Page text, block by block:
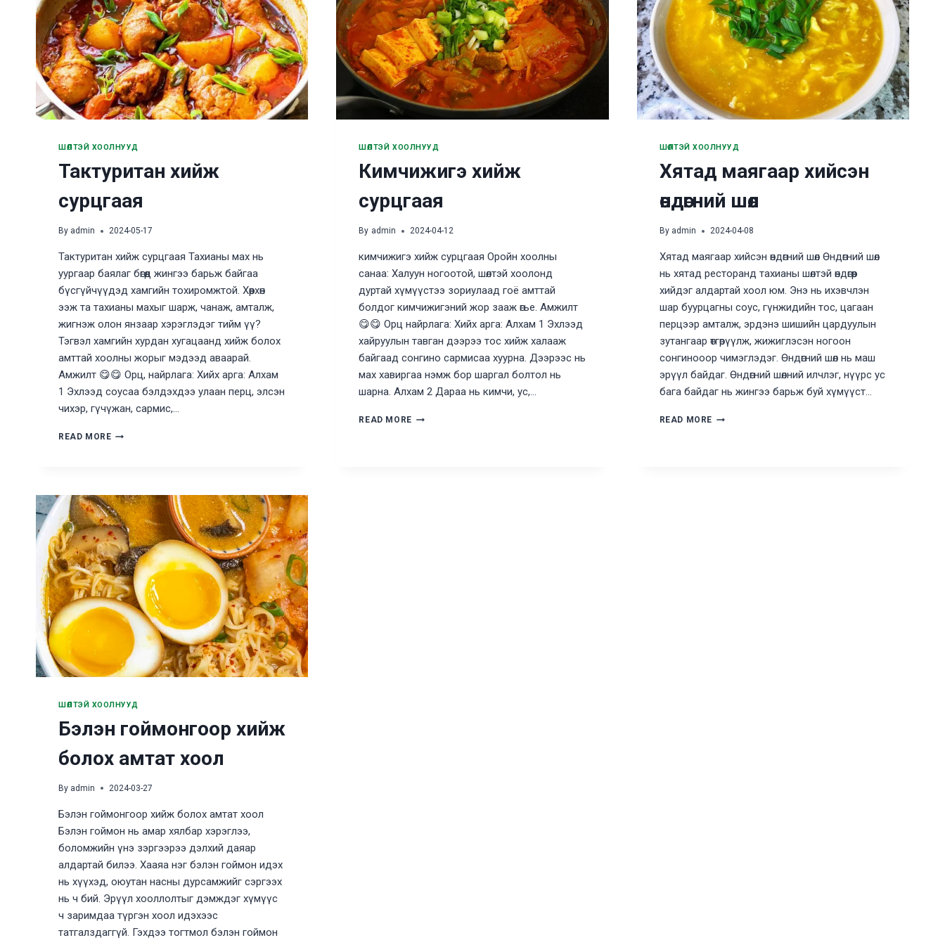
ШӨЛТЭЙ ХООЛНУУД
Тактуритан хийж
сурцгаая
By admin 2024-05-17
Тактуритан хийж сурцгаая Тахианы мах нь
уургаар баялаг бөгөөд жингээ барьж байгаа
бүсгүйчүүдэд хамгийн тохиромжтой. Хөөрхөн
ээж та тахианы махыг шарж, чанаж, амталж,
жигнэж олон янзаар хэрэглэдэг тийм үү?
Тэгвэл хамгийн хурдан хугацаанд хийж болох
амттай хоолны жорыг мэдээд аваарай.
Амжилт 😋😋 Орц, найрлага: Хийх арга: Алхам
1 Эхлээд соусаа бэлдэхдээ улаан перц, элсэн
чихэр, гүчүжан, сармис,…
READ MOREТАКТУРИТАН
ШӨЛТЭЙ ХООЛНУУД
Кимчижигэ хийж
сурцгаая
By admin 2024-04-12
кимчижигэ хийж сурцгаая Оройн хоолны
санаа: Халуун ногоотой, шөлтэй хоолонд
дуртай хүмүүстээ зориулаад гоё амттай
болдог кимчижигэний жор зааж өгье. Амжилт
😋😋 Орц найрлага: Хийх арга: Алхам 1 Эхлээд
хайруулын тавган дээрээ тос хийж халааж
байгаад сонгино сармисаа хуурна. Дээрээс нь
мах хавиргаа нэмж бор шаргал болтол нь
шарна. Алхам 2 Дараа нь кимчи, ус,…
READ MOREКИМЧИЖИГЭ
ШӨЛТЭЙ ХООЛНУУД
Хятад маягаар хийсэн
өндөгний шөл
By admin 2024-04-08
Хятад маягаар хийсэн өндөгний шөл Өндөгний шөл
нь хятад ресторанд тахианы шөлтэй өндөгөөр
хийдэг алдартай хоол юм. Энэ нь ихэвчлэн
шар буурцагны соус, гүнжидийн тос, цагаан
перцээр амталж, эрдэнэ шишийн цардуулын
зутангаар өтгөрүүлж, жижиглэсэн ногоон
сонгинооор чимэглэдэг. Өндөгний шөл нь маш
эрүүл байдаг. Өндөгний шөлний илчлэг, нүүрс ус
бага байдаг нь жингээ барьж буй хүмүүст…
READ MORE ХЯТАД
ШӨЛТЭЙ ХООЛНУУД
Бэлэн гоймонгоор хийж
болох амтат хоол
By admin 2024-03-27
Бэлэн гоймонгоор хийж болох амтат хоол
Бэлэн гоймон нь амар хялбар хэрэглээ,
боломжийн үнэ зэргээрээ дэлхий даяар
алдартай билээ. Хааяа нэг бэлэн гоймон идэх
нь хүүхэд, оюутан насны дурсамжийг сэргээх
нь ч бий. Эрүүл хооллолтыг дэмждэг хүмүүс
ч заримдаа түргэн хоол идэхээс
татгалздаггүй. Гэхдээ тогтмол бэлэн гоймон